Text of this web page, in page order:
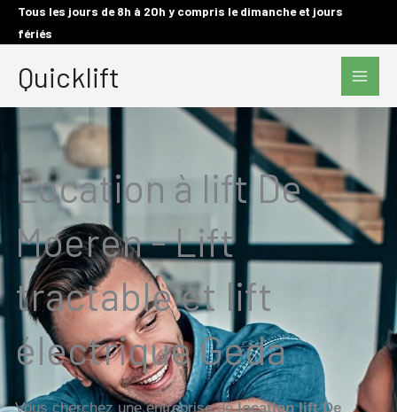
AllerTous les jours de 8h à 20h y compris le dimanche et jours
fériés
Quicklift
Main
Location à lift De
Moeren - Lift
tractable et lift
électrique Geda
Vous cherchez une entreprise delocation lift De